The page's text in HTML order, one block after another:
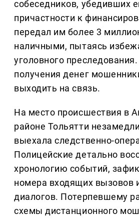
собеседников, убедивших
причастности к
передал им более 3
наличными, пытаясь
уголовного
получения денег
выходить на связь.
На место происшествия в
районе Тольятти
выехала следственно-
Полицейские детально
хронологию событий,
номера входящих вызовов
диалогов. Потерпевшему
схемы дистанционного